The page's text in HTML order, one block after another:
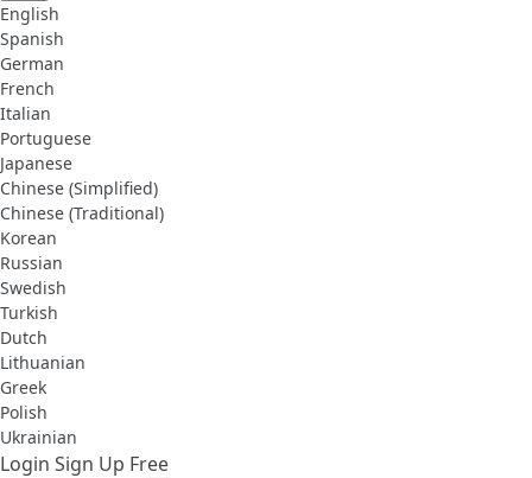
English
Spanish
German
French
Italian
Portuguese
Japanese
Chinese (Simplified)
Chinese (Traditional)
Korean
Russian
Swedish
Turkish
Dutch
Lithuanian
Greek
Polish
Ukrainian
Login Sign Up Free